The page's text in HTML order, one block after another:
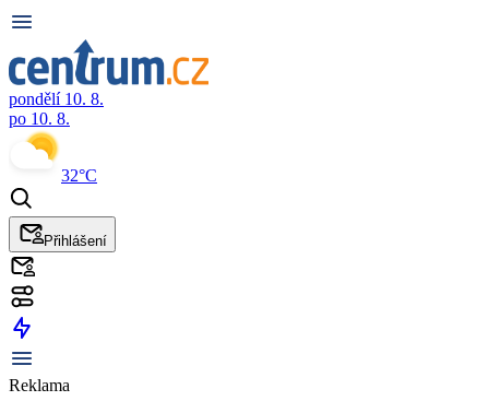
pondělí 10. 8.
po 10. 8.
32°C
Přihlášení
Reklama